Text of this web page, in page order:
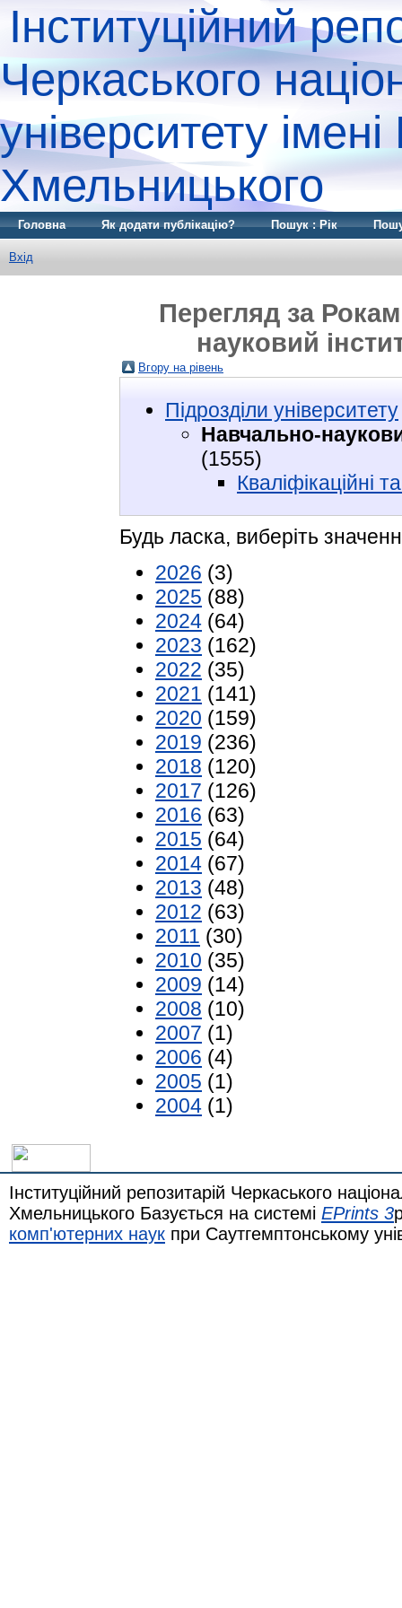
Інституційний
Черкаського
університету
Хмельницького
Головна Як додати публікацію? Пошук : Рік
Вхід
Перегляд за
науковий
Вгору на рівень
Підрозділи університету
Навчально-
(1555)
Кваліфікаційні
Будь ласка, виберіть
2026 (3)
2025 (88)
2024 (64)
2023 (162)
2022 (35)
2021 (141)
2020 (159)
2019 (236)
2018 (120)
2017 (126)
2016 (63)
2015 (64)
2014 (67)
2013 (48)
2012 (63)
2011 (30)
2010 (35)
2009 (14)
2008 (10)
2007 (1)
2006 (4)
2005 (1)
2004 (1)
Інституційний репозитарій Черкаського
Хмельницького Базується на системі EPrints 3
комп'ютерних наук при Саутгемптонському